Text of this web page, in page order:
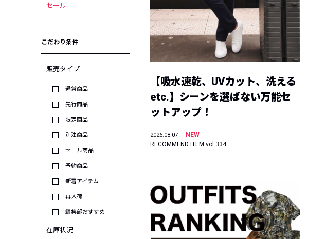
セール
こだわり条件
販売タイプ
通常商品
先行商品
限定商品
別注商品
セール商品
予約商品
新着アイテム
再入荷
編集部おすすめ
在庫状況
【吸水速乾、UVカット、洗える
etc.】シーンを選ばない万能セ
ットアップ！
2026.08.07
NEW
RECOMMEND ITEM vol.334